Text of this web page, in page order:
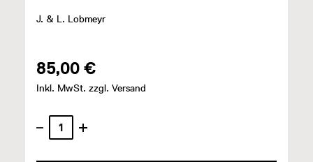
J. & L. Lobmeyr
85,00 €
Inkl. MwSt. zzgl. Versand